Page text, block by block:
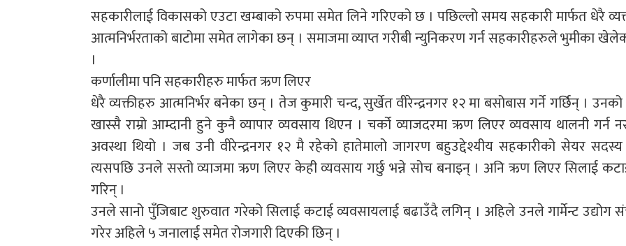
सहकारीलाई विकासको एउटा खम्बाको रुपमा समेत लिने गरिएको छ । पछिल्लो समय सहकारी मार्फत धेरै
आत्मनिर्भरताको बाटोमा समेत लागेका छन् । समाजमा व्याप्त गरीबी न्युनिकरण गर्न सहकारीहरुले भुमीका
।
कर्णालीमा पनि सहकारीहरु मार्फत ऋण लिएर
धेरै व्यक्तीहरु आत्मनिर्भर बनेका छन् । तेज कुमारी चन्द, सुर्खेत वीरेन्द्रनगर १२ मा बसोबास गर्ने गर्छिन् ।
खास्सै राम्रो आम्दानी हुने कुनै व्यापार व्यवसाय थिएन । चर्को व्याजदरमा ऋण लिएर व्यवसाय थालनी गर्न
अवस्था थियो । जब उनी वीरेन्द्रनगर १२ मै रहेको हातेमालो जागरण बहुउद्देश्यीय सहकारीको सेयर
त्यसपछि उनले सस्तो व्याजमा ऋण लिएर केही व्यवसाय गर्छु भन्ने सोच बनाइन् । अनि ऋण लिएर सिलाई
गरिन् ।
उनले सानो पुँजिबाट शुरुवात गरेको सिलाई कटाई व्यवसायलाई बढाउँदै लगिन् । अहिले उनले गार्मेन्ट उद्योग
गरेर अहिले ५ जनालाई समेत रोजगारी दिएकी छिन् ।